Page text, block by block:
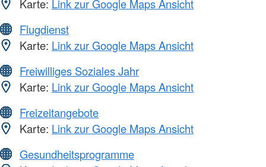
Karte: Link zur Google Maps Ansicht
Flugdienst
Karte: Link zur Google Maps Ansicht
Freiwilliges Soziales Jahr
Karte: Link zur Google Maps Ansicht
Freizeitangebote
Karte: Link zur Google Maps Ansicht
Gesundheitsprogramme